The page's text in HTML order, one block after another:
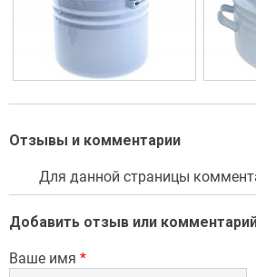
Отзывы и комментарии
Для данной страницы
Добавить отзыв или
Ваше имя *